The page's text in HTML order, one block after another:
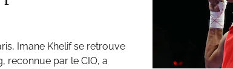
Imane Khelif se retrouve
reconnue par le CIO, a